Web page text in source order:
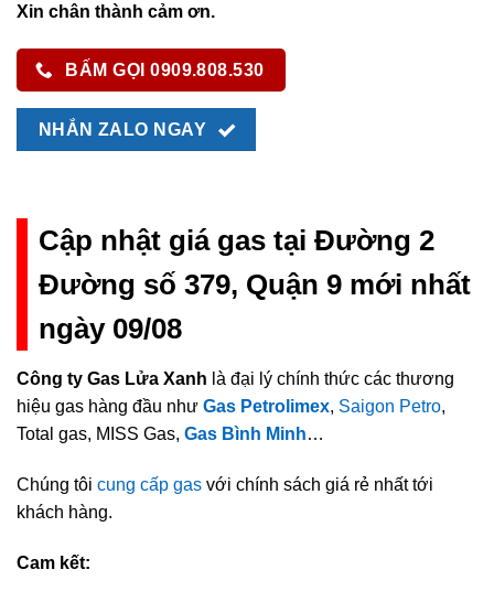
Xin chân thành cảm ơn.
BẤM GỌI 0909.808.530
NHẮN ZALO NGAY
Cập nhật giá gas tại Đường 2
Đường số 379, Quận 9 mới nhất
ngày 09/08
Công ty Gas Lửa Xanh là đại lý chính thức các thương
hiệu gas hàng đầu như Gas Petrolimex, Saigon Petro,
Total gas, MISS Gas, Gas Bình Minh…
Chúng tôi cung cấp gas với chính sách giá rẻ nhất tới
khách hàng.
Cam kết: